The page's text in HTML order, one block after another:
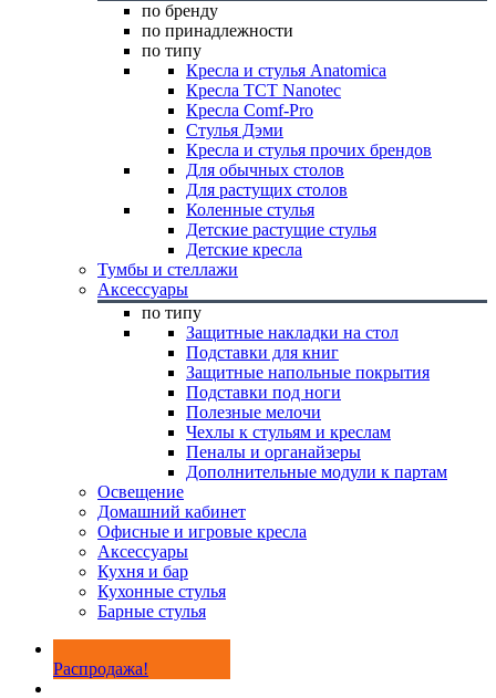
по бренду
по принадлежности
по типу
Кресла и стулья Anatomica
Кресла TCT Nanotec
Кресла Comf-Pro
Стулья Дэми
Кресла и стулья прочих брендов
Для обычных столов
Для растущих столов
Коленные стулья
Детские растущие стулья
Детские кресла
Тумбы и стеллажи
Аксессуары
по типу
Защитные накладки на стол
Подставки для книг
Защитные напольные покрытия
Подставки под ноги
Полезные мелочи
Чехлы к стульям и креслам
Пеналы и органайзеры
Дополнительные модули к партам
Освещение
Домашний кабинет
Офисные и игровые кресла
Аксессуары
Кухня и бар
Кухонные стулья
Барные стулья
Распродажа!